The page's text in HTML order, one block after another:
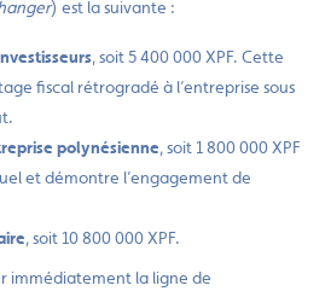
) est la suivante :
, soit 5 400 000 XPF. Cette
fiscal rétrogradé à l’entreprise sous
polynésienne, soit 1 800 000 XPF
et démontre l’engagement de
, soit 10 800 000 XPF.
immédiatement la ligne de